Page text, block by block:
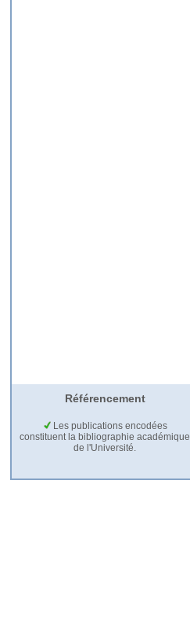
Référencement
Les publications encodées
constituent la bibliographie académique
de l'Université.